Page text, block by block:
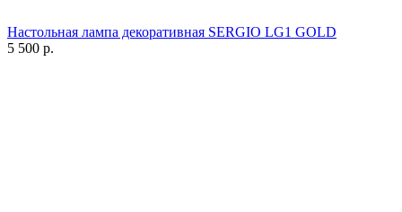
Настольная лампа декоративная SERGIO LG1 GOLD
5 500 р.